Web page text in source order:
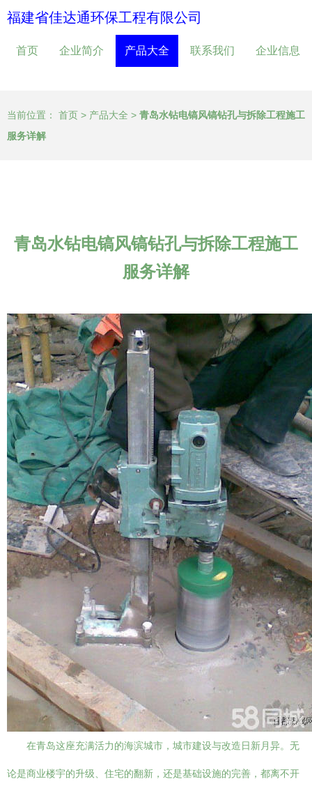
福建省佳达通环保工程有限公司
首页 企业简介 产品大全 联系我们 企业信息
当前位置： 首页 > 产品大全 > 青岛水钻电镐风镐钻孔与拆除工程施工
服务详解
青岛水钻电镐风镐钻孔与拆除工程施工
服务详解
在青岛这座充满活力的海滨城市，城市建设与改造日新月异。无
论是商业楼宇的升级、住宅的翻新，还是基础设施的完善，都离不开